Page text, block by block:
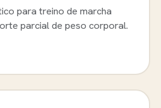
para treino de marcha
parcial de peso corporal.